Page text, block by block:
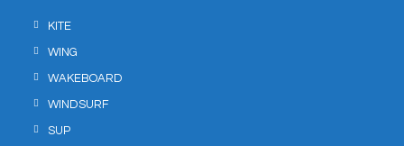
KITE
WING
WAKEBOARD
WINDSURF
SUP